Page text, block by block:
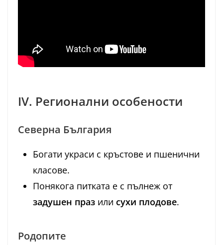
IV. Регионални особености
Северна България
Богати украси с кръстове и пшенични
класове.
Понякога питката е с пълнеж от
задушен праз или сухи плодове.
Родопите